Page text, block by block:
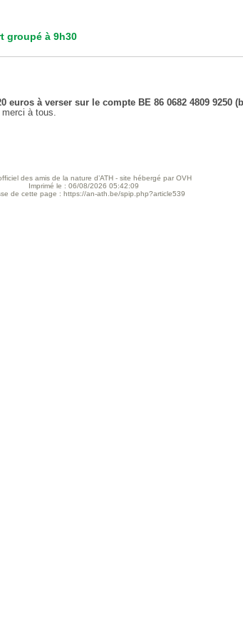
groupé à 9h30
à verser sur le compte BE 86 0682 4809 9250
merci à tous.
des amis de la nature d’ATH - site hébergé par OVH
Imprimé le : 06/08/2026 05:42:09
de cette page : https://an-ath.be/spip.php?article539